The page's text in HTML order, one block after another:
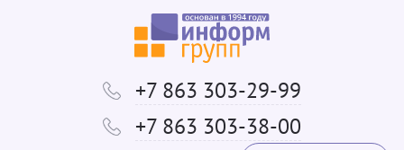
+7 863 303-29-99
+7 863 303-38-00